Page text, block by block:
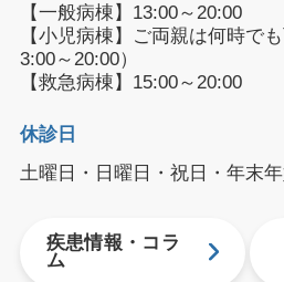
【一般病棟】13:00～20:00
【小児病棟】ご両親は何時で
3:00～20:00）
【救急病棟】15:00～20:00
休診日
土曜日・日曜日・祝日・年末
疾患情報・コラ
ム